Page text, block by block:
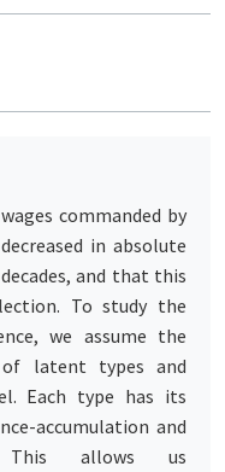
commanded by
in absolute
and that this
To study the
we assume the
latent types and
Each type has its
accumulation and
This allows us